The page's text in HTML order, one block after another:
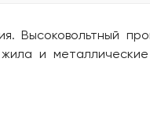
Высоковольтный
и